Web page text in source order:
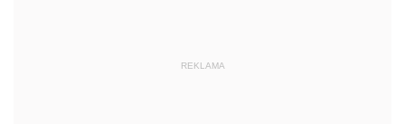
REKLAMA